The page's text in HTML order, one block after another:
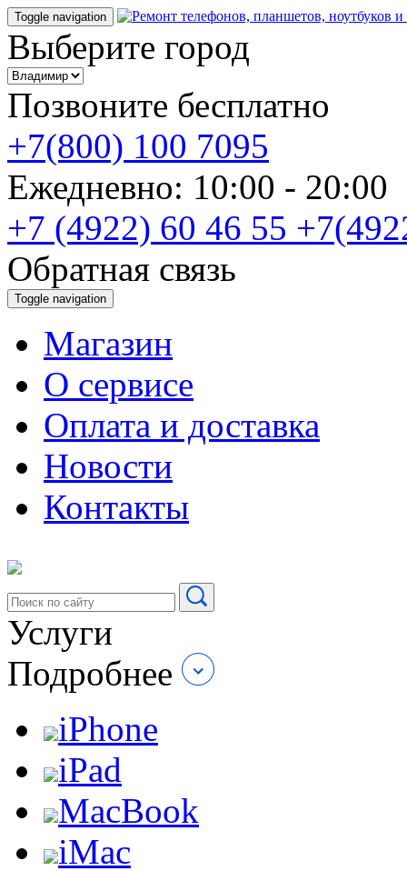
Toggle navigation
Выберите город
Позвоните бесплатно
+7(800) 100 7095
Ежедневно: 10:00 -
+7 (4922) 60 46 55
Обратная связь
Toggle navigation
Магазин
О cервисе
Оплата и доставка
Новости
Контакты
Услуги
Подробнее
iPhone
iPad
MacBook
iMac